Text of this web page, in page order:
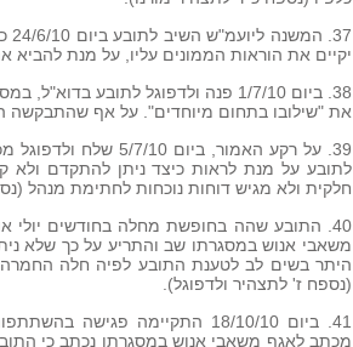
יקיים את הוראות הממונים עליו, על מנת להביא
38. ביום 1/7/10 פנה ולדפוגל לתובע
את "שילובו בתחום מיוחדים". על אף שהתבקשה
39. על רקע האמור,
לתובע על מנת לראות כיצד ניתן להתקדם ולא
חלקית ולא מגיש דוחות נוכחות לחתימת מנהל
משאבי אנוש במסגרתו שב והתריע על כך שלא
היתר בשים לב לטענת התובע לפיה חלה החמרה
(נספח ז' לתצהיר ולדפוגל).
41. ביום 18/10/10 התקיימה
מכתב לאגף משאבי אנוש במסגרתו נכתב כי